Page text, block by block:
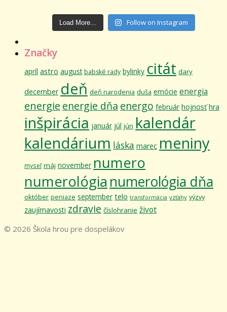
Load More... Follow on Instagram
Značky
apríl astro august babské rady bylinky citát dary
december deň deň narodenia duša emócie energia
energie energie dňa energo február hojnosť hra
inšpirácia január júl jún kalendár
kalendárium láska marec meniny
myseľ máj november numero
numerológia numerológia dňa
október peniaze september telo transformácia vzťahy výzvy
zaujímavosti zdravie číslohranie život
© 2026 Škola hrou pre dospelákov